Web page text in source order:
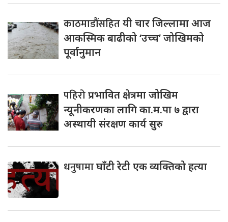
काठमाडौंसहितयी चार जिल्लामा आज
आकस्मिक बाढीको ‘उच्च’ जोखिमको
पूर्वानुमान
पहिरोप्रभावित क्षेत्रमा जोखिम
न्यूनीकरणका लागि का.म.पा ७ द्वारा
अस्थायी संरक्षण कार्य सुरु
धनुषामाघाँटी रेटी एक व्यक्तिको हत्या